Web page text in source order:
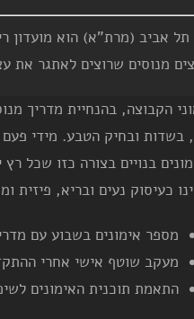
מנוסים שרוצים לאתגר את
הקבוצה, בהנחיית מדריך
בשדות ובחיק הטבע. מידי פעם
בנויים בצורה כזו שכל
כעיסוק נעים ובריא, פיזית
מספר אימונים בשבוע עם
מעקב שוטף אישי אחרי
התאמת תוכנית האימונים